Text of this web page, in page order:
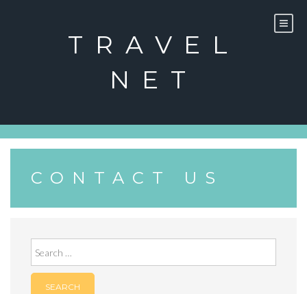
TRAVEL
NET
CONTACT US
for: